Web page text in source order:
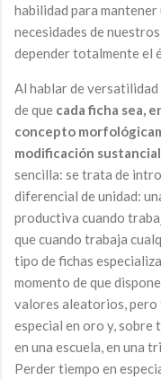
habilidad para
necesidades de
depender totalmente el
Al hablar de
de que cada ficha sea,
concepto
modificación
sencilla: se trata de
diferencial de unidad:
productiva cuando
que cuando trabaja
tipo de fichas
momento de que
valores aleatorios, pero
especial en oro y,
en una escuela, en una
Perder tiempo en